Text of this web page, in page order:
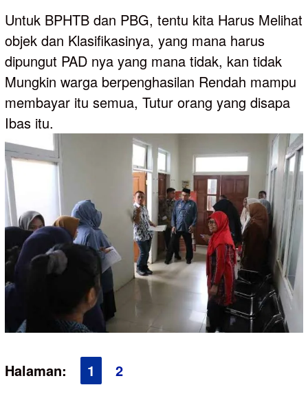
Untuk BPHTB dan PBG, tentu kita Harus Melihat
objek dan Klasifikasinya, yang mana harus
dipungut PAD nya yang mana tidak, kan tidak
Mungkin warga berpenghasilan Rendah mampu
membayar itu semua, Tutur orang yang disapa
Ibas itu.
Halaman: 1 2